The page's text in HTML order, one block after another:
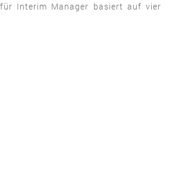
Interim Manager basiert auf vier